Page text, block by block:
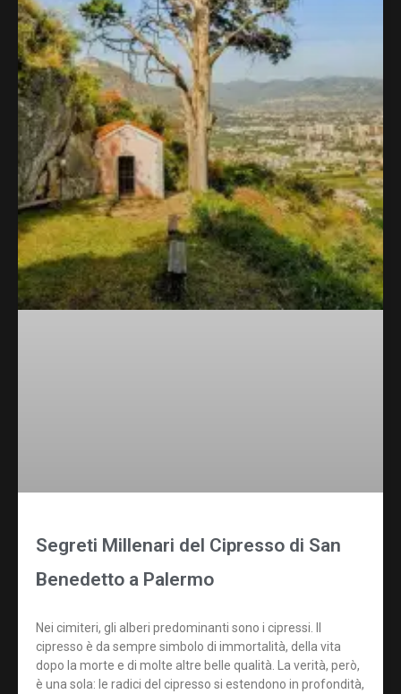
Segreti Millenari del Cipresso di San
Benedetto a Palermo
Nei cimiteri, gli alberi predominanti sono i cipressi. Il
cipresso è da sempre simbolo di immortalità, della vita
dopo la morte e di molte altre belle qualità. La verità, però,
è una sola: le radici del cipresso si estendono in profondità,